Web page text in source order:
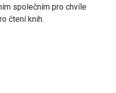
společním pro chvíle
čtení knih.